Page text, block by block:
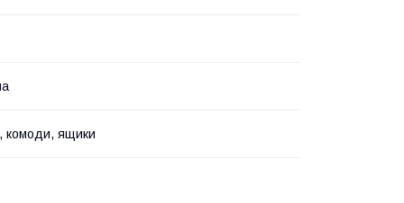
комоди, ящики